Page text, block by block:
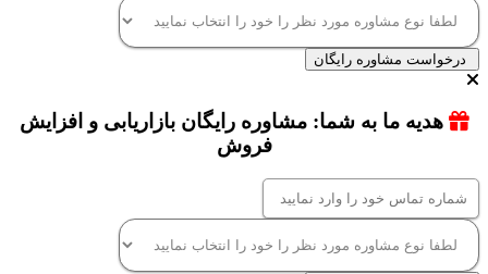
درخواست مشاوره رایگان
هدیه ما به شما: مشاوره رایگان بازاریابی و افزایش
فروش